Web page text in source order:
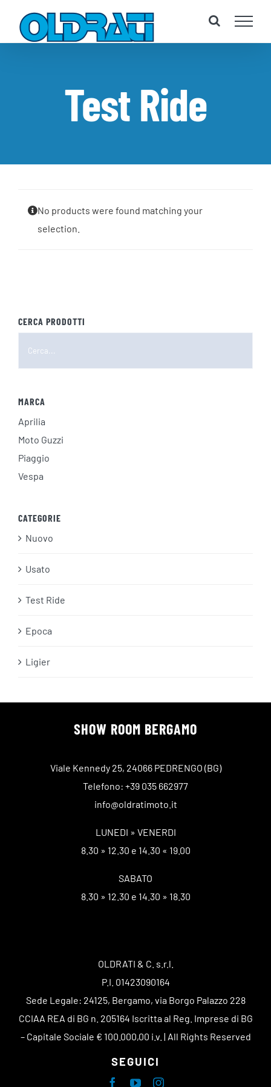
contenuto
Test Ride
No products were found matching your
selection.
CERCA PRODOTTI
MARCA
Aprilia
Moto Guzzi
Piaggio
Vespa
CATEGORIE
Nuovo
Usato
Test Ride
Epoca
Ligier
SHOW ROOM BERGAMO
Viale Kennedy 25, 24066 PEDRENGO (BG)
Telefono: +39 035 662977
info@oldratimoto.it
LUNEDI » VENERDI
8.30 » 12.30 e 14.30 « 19.00
SABATO
8.30 » 12.30 e 14.30 » 18.30
OLDRATI & C. s.r.l.
P.I. 01423090164
Sede Legale: 24125, Bergamo, via Borgo Palazzo 228
CCIAA REA di BG n. 205164 Iscritta al Reg. Imprese di BG
– Capitale Sociale € 100.000,00 i.v. | All Rights Reserved
SEGUICI